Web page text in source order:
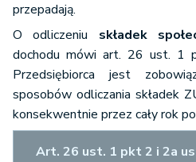
przepadają.
O odliczeniu składek
dochodu mówi art. 26 ust.
Przedsiębiorca jest
sposobów odliczania składek
konsekwentnie przez cały rok
Art. 26 ust. 1 pkt 2 i 2a